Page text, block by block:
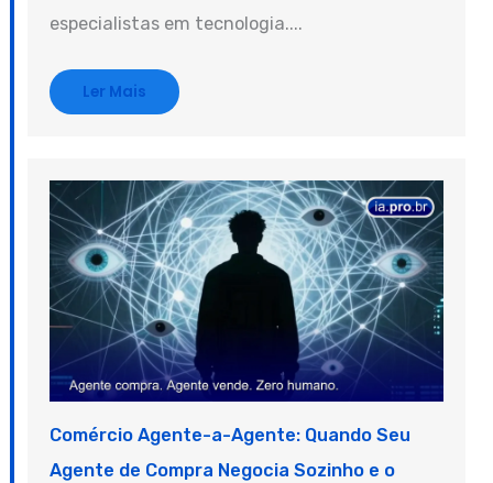
especialistas em tecnologia....
Ler Mais
Comércio Agente-a-Agente: Quando Seu
Agente de Compra Negocia Sozinho e o